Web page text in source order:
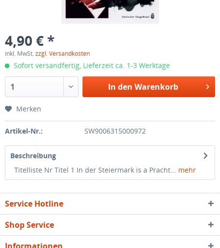
4,90 € *
inkl. MwSt.zzgl. Versandkosten
Sofort versandfertig, Lieferzeit ca. 1-3 Werktage
In den Warenkorb
Merken
Artikel-Nr.: SW9006315000972
Beschreibung
Titelliste Nr Titel 1 In der Steiermark is a Pracht... mehr
Service Hotline
Shop Service